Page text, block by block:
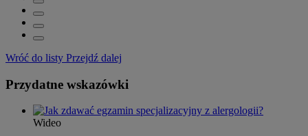
Wróć do listy Przejdź dalej
Przydatne wskazówki
Wideo